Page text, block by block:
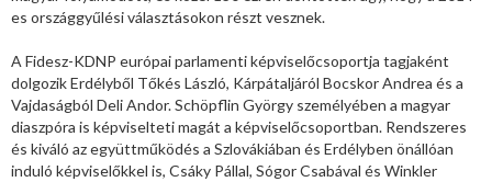
es országgyűlési választásokon részt vesznek.
A Fidesz-KDNP európai parlamenti képviselőcsoportja tagjaként
dolgozik Erdélyből Tőkés László, Kárpátaljáról Bocskor Andrea és a
Vajdaságból Deli Andor. Schöpflin György személyében a magyar
diaszpóra is képviselteti magát a képviselőcsoportban. Rendszeres
és kiváló az együttműködés a Szlovákiában és Erdélyben önállóan
induló képviselőkkel is, Csáky Pállal, Sógor Csabával és Winkler